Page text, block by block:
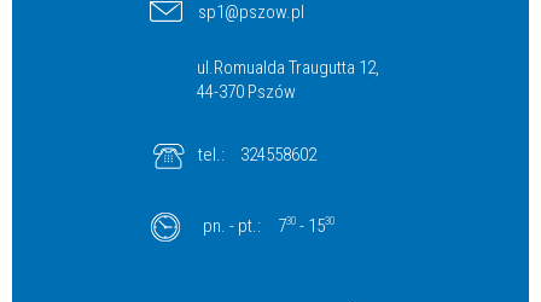
sp1@pszow.pl
ul.Romualda Traugutta 12,
44-370 Pszów
tel.: 324558602
pn. - pt.: 730 - 1530